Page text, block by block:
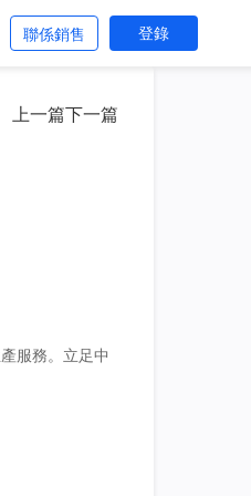
聯係銷售 登錄
上一篇下一篇
服務。立足中